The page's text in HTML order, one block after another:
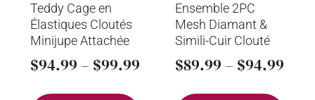
Teddy Cage en
Élastiques Cloutés
Minijupe Attachée
$94.99 – $99.99
Ensemble 2PC
Mesh Diamant &
Simili-Cuir Clouté
$89.99 – $94.99